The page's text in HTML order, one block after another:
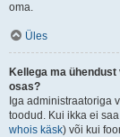
oma.
Üles
Kellega ma
osas?
Iga administraatoriga
toodud. Kui ikka ei
whois käsk) või kui